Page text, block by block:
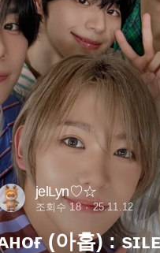
jelLyn♡☆
조회수 18 25.11.12
(아홉) :